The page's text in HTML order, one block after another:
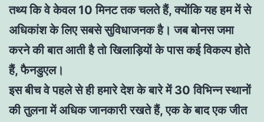
तथ्य कि वे केवल 10 मिनट तक चलते हैं, क्योंकि यह हम में से
अधिकांश के लिए सबसे सुविधाजनक है। जब बोनस जमा
करने की बात आती है तो खिलाड़ियों के पास कई विकल्प होते
हैं, फैनडुएल।
इस बीच वे पहले से ही हमारे देश के बारे में 30 विभिन्न स्थानों
की तुलना में अधिक जानकारी रखते हैं, एक के बाद एक जीत